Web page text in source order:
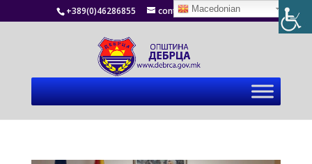
+389(0)46286855 contact@debrca.gov.mk
Macedonian